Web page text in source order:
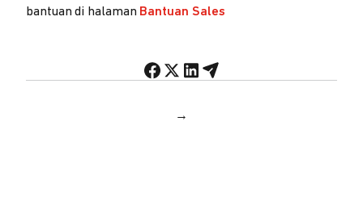
bantuan di halaman Bantuan Sales
→